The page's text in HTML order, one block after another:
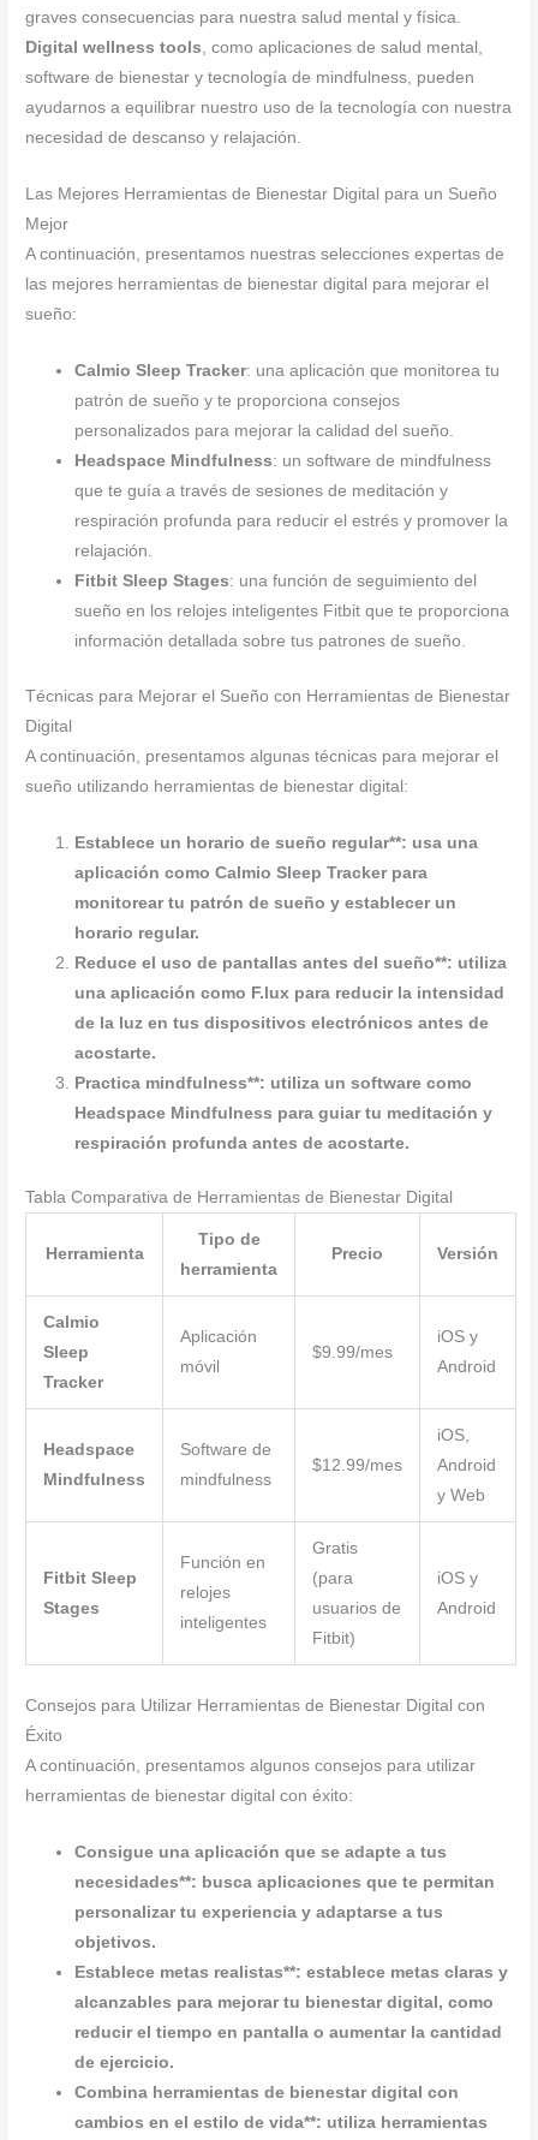
graves consecuencias para nuestra salud mental y física.
Digital wellness tools, como aplicaciones de salud mental,
software de bienestar y tecnología de mindfulness, pueden
ayudarnos a equilibrar nuestro uso de la tecnología con nuestra
necesidad de descanso y relajación.
Las Mejores Herramientas de Bienestar Digital para un Sueño
Mejor
A continuación, presentamos nuestras selecciones expertas de
las mejores herramientas de bienestar digital para mejorar el
sueño:
Calmio Sleep Tracker: una aplicación que monitorea tu
patrón de sueño y te proporciona consejos
personalizados para mejorar la calidad del sueño.
Headspace Mindfulness: un software de mindfulness
que te guía a través de sesiones de meditación y
respiración profunda para reducir el estrés y promover la
relajación.
Fitbit Sleep Stages: una función de seguimiento del
sueño en los relojes inteligentes Fitbit que te proporciona
información detallada sobre tus patrones de sueño.
Técnicas para Mejorar el Sueño con Herramientas de Bienestar
Digital
A continuación, presentamos algunas técnicas para mejorar el
sueño utilizando herramientas de bienestar digital:
Establece un horario de sueño regular**: usa una
aplicación comoCalmio Sleep Trackerpara
monitorear tu patrón de sueño y establecer un
horario regular.
Reduce el uso de pantallas antes del sueño**: utiliza
una aplicación como F.lux para reducir la intensidad
de la luz en tus dispositivos electrónicos antes de
acostarte.
Practica mindfulness**: utiliza un software como
Headspace Mindfulness para guiar tu meditación y
respiración profunda antes de acostarte.
Tabla Comparativa de Herramientas de Bienestar Digital
Herramienta
Tipo de
herramienta
Precio Versión
Calmio
Sleep
Tracker
Aplicación
móvil
$9.99/mes
iOS y
Android
Headspace
Mindfulness
Software de
mindfulness
$12.99/mes
iOS,
Android
y Web
Fitbit Sleep
Stages
Función en
relojes
inteligentes
Gratis
(para
usuarios de
Fitbit)
iOS y
Android
Consejos para Utilizar Herramientas de Bienestar Digital con
Éxito
A continuación, presentamos algunos consejos para utilizar
herramientas de bienestar digital con éxito:
Consigue una aplicación que se adapte a tus
necesidades**: busca aplicaciones que te permitan
personalizar tu experiencia y adaptarse a tus
objetivos.
Establece metas realistas**: establece metas claras y
alcanzables para mejorar tu bienestar digital, como
reducir el tiempo en pantalla o aumentar la cantidad
de ejercicio.
Combina herramientas de bienestar digital con
cambios en el estilo de vida**: utiliza herramientas